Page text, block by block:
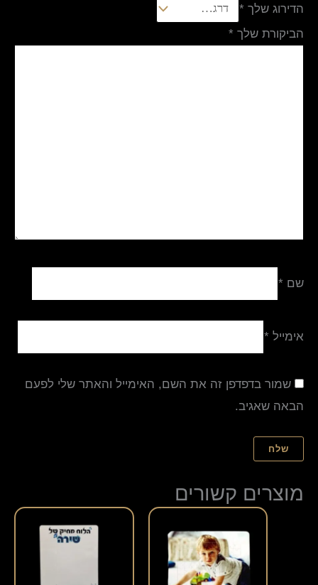
הדירוג שלך *
הביקורת שלך *
שם *
אימייל *
שמור בדפדפן זה את השם, האימייל והאתר שלי לפעם
הבאה שאגיב.
מוצרים קשורים
זה
יש